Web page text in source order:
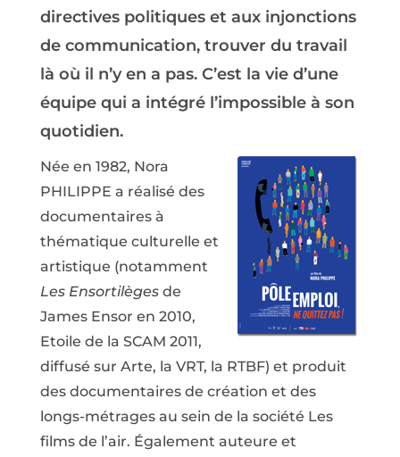
directives politiques et aux injonctions
de communication, trouver du travail
là où il n’y en a pas. C’est la vie d’une
équipe qui a intégré l’impossible à son
quotidien.
Née en 1982, Nora
PHILIPPE a réalisé des
documentaires à
thématique culturelle et
artistique (notamment
Les Ensortilègesde
James Ensor en 2010,
Etoile de la SCAM 2011,
diffusé sur Arte, la VRT, la RTBF) et produit
des documentaires de création et des
longs-métrages au sein de la société Les
films de l’air. Également auteure et